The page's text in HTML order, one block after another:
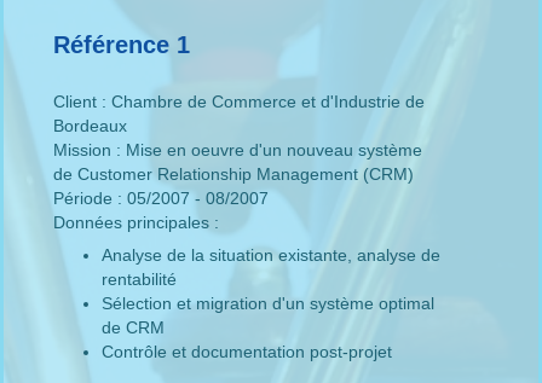
Référence 1
Client : Chambre de Commerce et d'Industrie de
Bordeaux
Mission : Mise en oeuvre d'un nouveau système
de Customer Relationship Management (CRM)
Période : 05/2007 - 08/2007
Données principales :
Analyse de la situation existante, analyse de
rentabilité
Sélection et migration d'un système optimal
de CRM
Contrôle et documentation post-projet